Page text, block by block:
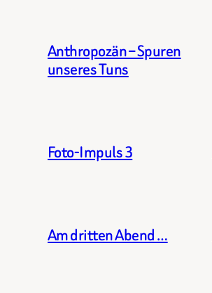
Anthropozän – Spuren
unseres Tuns
Foto-Impuls 3
Am dritten Abend …